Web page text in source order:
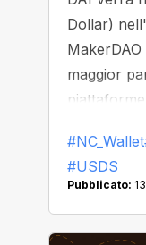
Dollar)
maggior
dalla
#NC_Wallet
#USDS
Pubblicato: